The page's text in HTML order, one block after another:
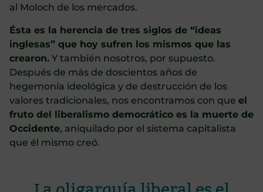
al Moloch de los mercados.
Ésta es la herencia de tres siglos de “ideas
inglesas” que hoy sufren los mismos que las
crearon. Y también nosotros, por supuesto.
Después de más de doscientos años de
hegemonía ideológica y de destrucción de los
valores tradicionales, nos encontramos con que el
fruto del liberalismo democrático es la muerte de
Occidente, aniquilado por el sistema capitalista
que él mismo creó.